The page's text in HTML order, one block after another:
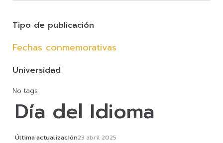
Día del Idioma
Última actualización23 abril 2025
Tipo de publicación
Fechas conmemorativas
Universidad
No tags